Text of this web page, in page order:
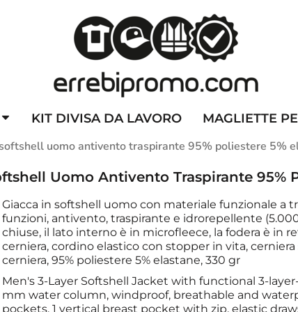
KIT DIVISA DA LAVORO MAGLIETTE
softshell uomo antivento traspirante 95% poliestere 5%
Uomo Antivento Traspirante 95%
Giacca in softshell uomo con materiale funzionale a
funzioni, antivento, traspirante e idrorepellente
chiuse, il lato interno è in microfleece, la fodera è in
cerniera, cordino elastico con stopper in vita,
cerniera, 95% poliestere 5% elastane, 330 gr
Men's 3-Layer Softshell Jacket with functional 3-
mm water column, windproof, breathable and
pockets, 1 vertical breast pocket with zip, elastic
CAPPELLINI PERSONALIZZATI ALTA VISIBILITA'